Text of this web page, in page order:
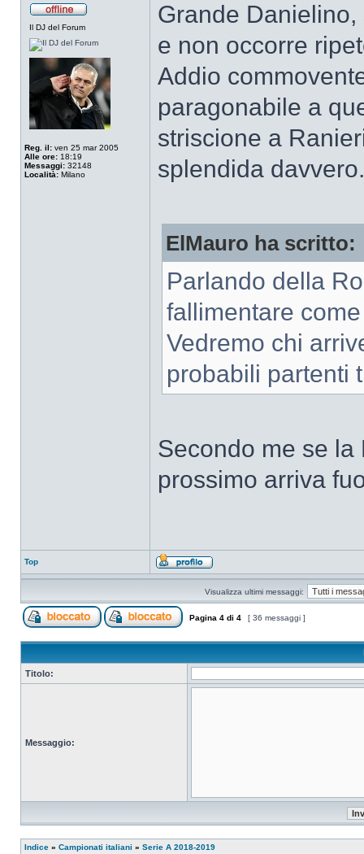
Il DJ del Forum
Reg. il: ven 25 mar 2005
Alle ore: 18:19
Messaggi: 32148
Località: Milano
Grande
e non occorre
Addio
paragonabile a
striscione a
splendida davvero.
ElMauro ha scritto:
Parlando della
fallimentare
Vedremo chi
probabili partenti
Secondo me se
prossimo arriva
Top
Visualizza ultimi messaggi:
Pagina 4 di 4 [ 36 messaggi ]
Titolo:
Messaggio:
Indice » Campionati italiani » Serie A 2018-2019